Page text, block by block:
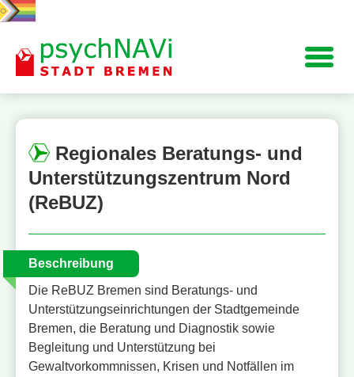
Navigation
Regionales Beratungs- und
Unterstützungszentrum Nord
(ReBUZ)
Beschreibung
Die ReBUZ Bremen sind Beratungs- und
Unterstützungseinrichtungen der Stadtgemeinde
Bremen, die Beratung und Diagnostik sowie
Begleitung und Unterstützung bei
Gewaltvorkommnissen, Krisen und Notfällen im